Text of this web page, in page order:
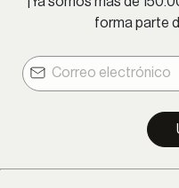
forma parte